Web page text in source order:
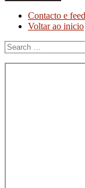
Contacto e
Voltar ao inicio
Search
for: